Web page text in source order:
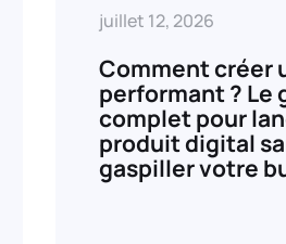
juillet 12, 2026
Comment créer
performant ? Le
complet pour
produit digital
gaspiller votre